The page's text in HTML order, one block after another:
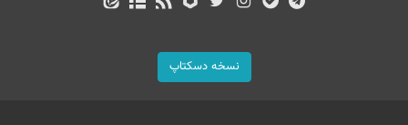
نسخه دسکتاپ